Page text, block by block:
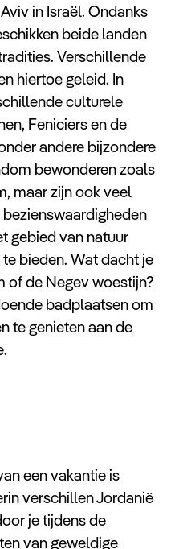
in Israël. Ondanks
beide landen
Verschillende
hiertoe geleid. In
culturele
Feniciers en de
andere bijzondere
bewonderen zoals
maar zijn ook veel
gebied van natuur
bieden. Wat dacht je
of de Negev woestijn?
badplaatsen om
te genieten aan de
een vakantie is
verschillen Jordanië
je tijdens de
van geweldige